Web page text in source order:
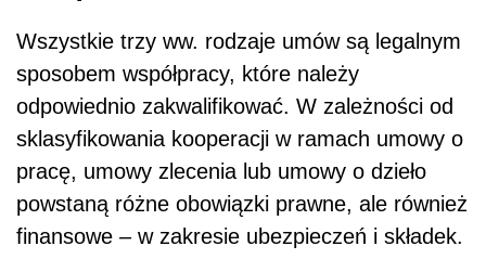
Wszystkie trzy ww. rodzaje umów są legalnym
sposobem współpracy, które należy
odpowiednio zakwalifikować. W zależności od
sklasyfikowania kooperacji w ramach umowy o
pracę, umowy zlecenia lub umowy o dzieło
powstaną różne obowiązki prawne, ale również
finansowe – w zakresie ubezpieczeń i składek.